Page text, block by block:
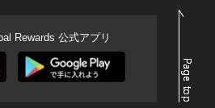
Rewards 公式アプリ